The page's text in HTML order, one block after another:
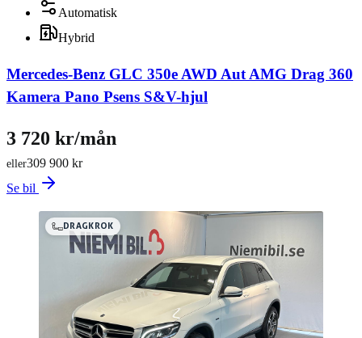
Automatisk
Hybrid
Mercedes-Benz GLC 350e AWD Aut AMG Drag 360
Kamera Pano Psens S&V-hjul
309 900 kr
eller
3 720 kr/mån
Se bil
DRAGKROK